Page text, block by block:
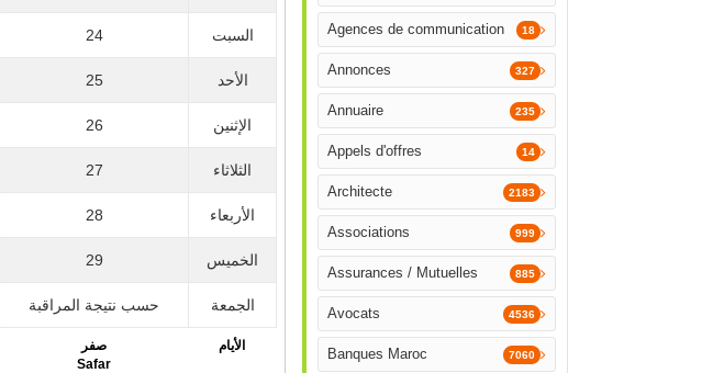
السبت 24
الأحد 25
الإثنين 26
الثلاثاء 27
الأربعاء 28
الخميس 29
الجمعة حسب نتيجة المراقبة
الأيام
صفر
Safar
Agences de communication 18
Annonces 327
Annuaire 235
Appels d'offres 14
Architecte 2183
Associations 999
Assurances / Mutuelles 885
Avocats 4536
Banques Maroc 7060